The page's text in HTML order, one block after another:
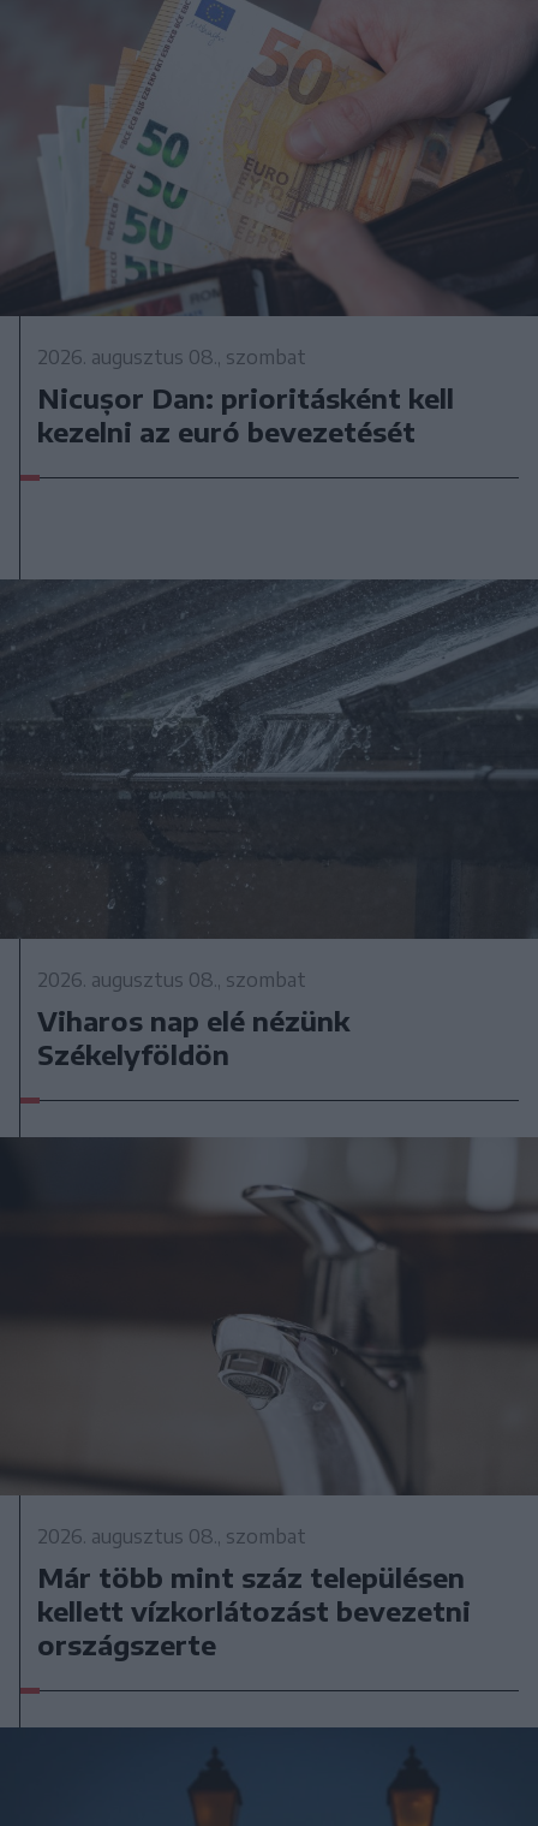
2026. augusztus 08., szombat
Nicușor Dan: prioritásként kell
kezelni az euró bevezetését
2026. augusztus 08., szombat
Viharos nap elé nézünk
Székelyföldön
2026. augusztus 08., szombat
Már több mint száz településen
kellett vízkorlátozást bevezetni
országszerte